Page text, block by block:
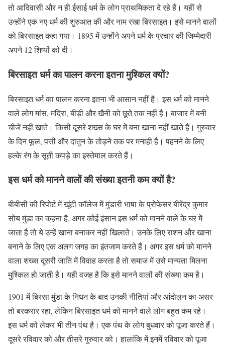
तो आदिवासी और न ही ईसाई धर्म के लोग प्राथमिकता दे रहे हैं। यहीं से
उन्होंने एक नए धर्म की शुरुआत की और नाम रखा बिरसाइत। इसे मानने वालों
को बिरसाइत कहा गया। 1895 में उन्होंने अपने धर्म के प्रचार की जिम्मेदारी
अपने 12 शिष्यों को दी।
बिरसाइत धर्म का पालन करना इतना मुश्किल क्यों?
बिरसाइत धर्म का पालन करना इतना भी आसान नहीं है। इस धर्म को मानने
वाले लोग मांस, मदिरा, बीड़ी और खैनी को छूते तक नहीं है। बाजार में बनी
चीजें नहीं खाते। किसी दूसरे शख्स के घर में बना खाना नहीं खाते हैं। गुरुवार
के दिन फूल, पत्ती और दातुन के तोड़ने तक पर मनाही है। पहनने के लिए
हल्के रंग के सूती कपड़े का इस्तेमाल करते हैं।
इस धर्म को मानने वालों की संख्या इतनी कम क्यों है?
बीबीसी की रिपोर्ट में खूंटी कॉलेज में मुंडारी भाषा के प्रोफेसर बीरेंद्र कुमार
सोय मुंडा का कहना है, अगर कोई इंसान इस धर्म को मानने वाले के घर में
जाता है तो ये उन्हें खाना बनाकर नहीं खिलाते। उनके लिए राशन और खाना
बनाने के लिए एक अलग जगह का इंतजाम करते हैं। अगर इस धर्म को मानने
वाला शख्स दूसरी जाति में विवाह करता है तो समाज में उसे मान्यता मिलना
मुश्किल हो जाती है। यही वजह है कि इसे मानने वालों की संख्या कम है।
1901 में बिरसा मुंडा के निधन के बाद उनकी नीतियां और आंदोलन का असर
तो बरकरार रहा, लेकिन बिरसाइत धर्म को मानने वाले लोग बहुत कम रहे।
इस धर्म को लेकर भी तीन पंथ है। एक पंथ के लोग बुधवार को पूजा करते हैं।
दूसरे रविवार को और तीसरे गुरुवार को। हालांकि में इनमें रविवार को पूजा